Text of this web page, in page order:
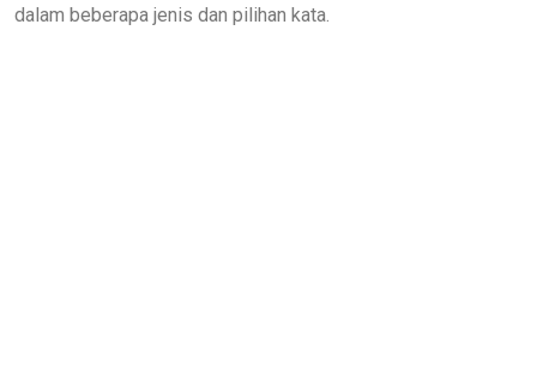
dalam beberapa jenis dan pilihan kata.